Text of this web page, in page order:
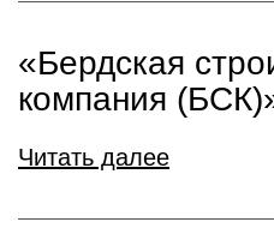
«Бердская
компания
Читать далее